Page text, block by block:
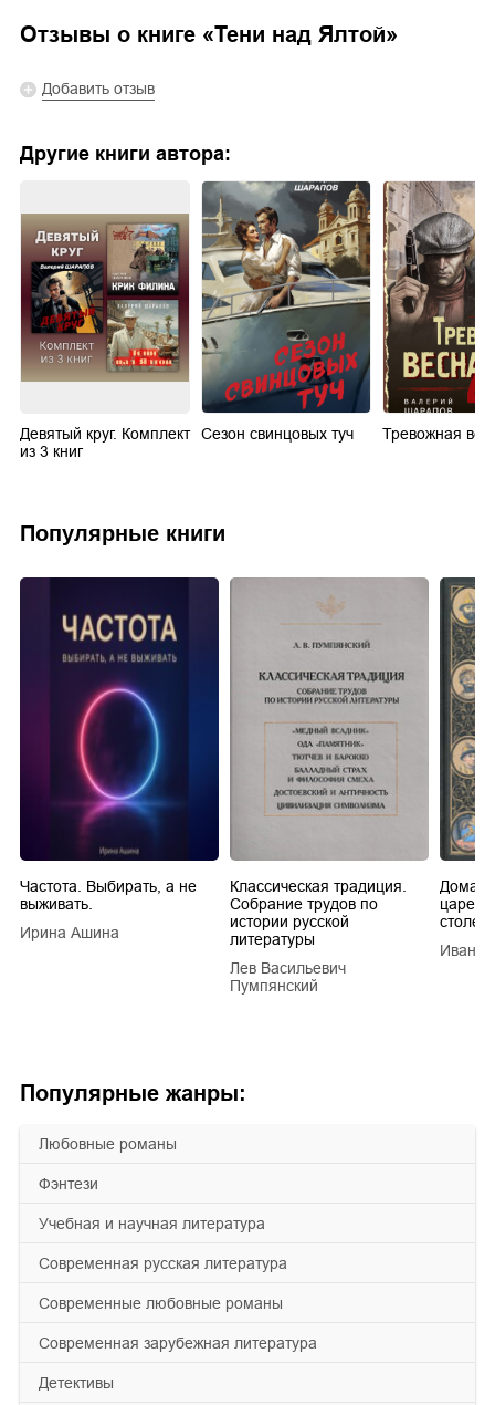
Популярные жанры:
любовные романы
фэнтези
учебная и научная литература
современная русская литература
современные любовные романы
современная зарубежная литература
детективы
Отзывы о книге «Тени над Ялтой»
Добавить отзыв
Другие книги автора:
Девятый круг. Комплект
из 3 книг
Сезон свинцовых туч Тревожная
Популярные книги
Частота. Выбирать, а не
выживать.
Ирина Ашина
Классическая традиция.
Собрание трудов по
истории русской
литературы
Лев Васильевич
Пумпянский
царей
Иван